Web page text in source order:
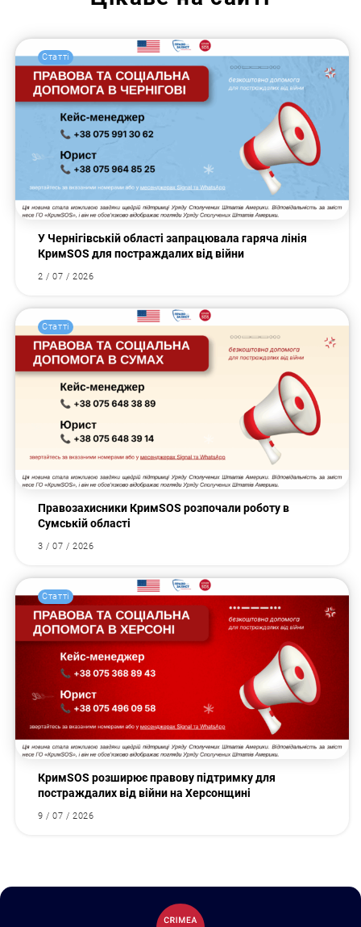
Статті
У Чернігівській області запрацювала гаряча лінія
КримSOS для постраждалих від війни
2 / 07 / 2026
Статті
Правозахисники КримSOS розпочали роботу в
Сумській області
3 / 07 / 2026
Статті
КримSOS розширює правову підтримку для
постраждалих від війни на Херсонщині
9 / 07 / 2026